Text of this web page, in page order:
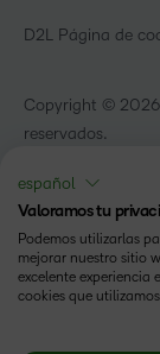
Copyright © 2026
reservados.
D2L Página de
español
Valoramos tu
Podemos utilizarlas
mejorar nuestro sitio
excelente experiencia
cookies que